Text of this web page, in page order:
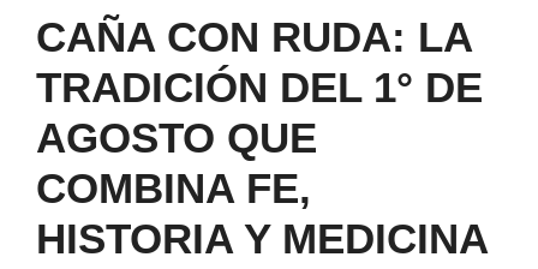
CAÑA CON RUDA: LA
TRADICIÓN DEL 1° DE
AGOSTO QUE
COMBINA FE,
HISTORIA Y MEDICINA